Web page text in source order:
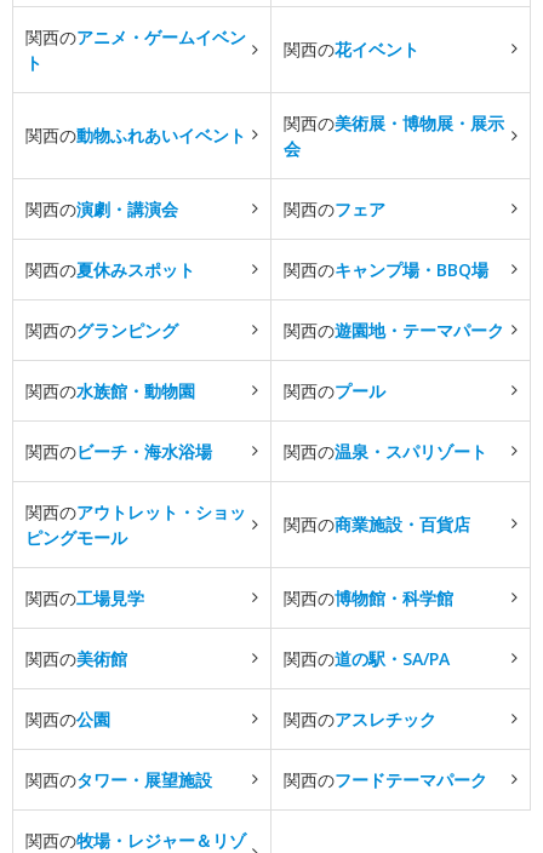
関西のアニメ・ゲームイベン
ト
関西の花イベント
関西の動物ふれあいイベント
関西の美術展・博物展・展示
会
関西の演劇・講演会 関西のフェア
関西の夏休みスポット 関西のキャンプ場・BBQ場
関西のグランピング 関西の遊園地・テーマパーク
関西の水族館・動物園 関西のプール
関西のビーチ・海水浴場 関西の温泉・スパリゾート
関西のアウトレット・ショッ
ピングモール
関西の商業施設・百貨店
関西の工場見学 関西の博物館・科学館
関西の美術館 関西の道の駅・SA/PA
関西の公園 関西のアスレチック
関西のタワー・展望施設 関西のフードテーマパーク
関西の牧場・レジャー＆リゾ